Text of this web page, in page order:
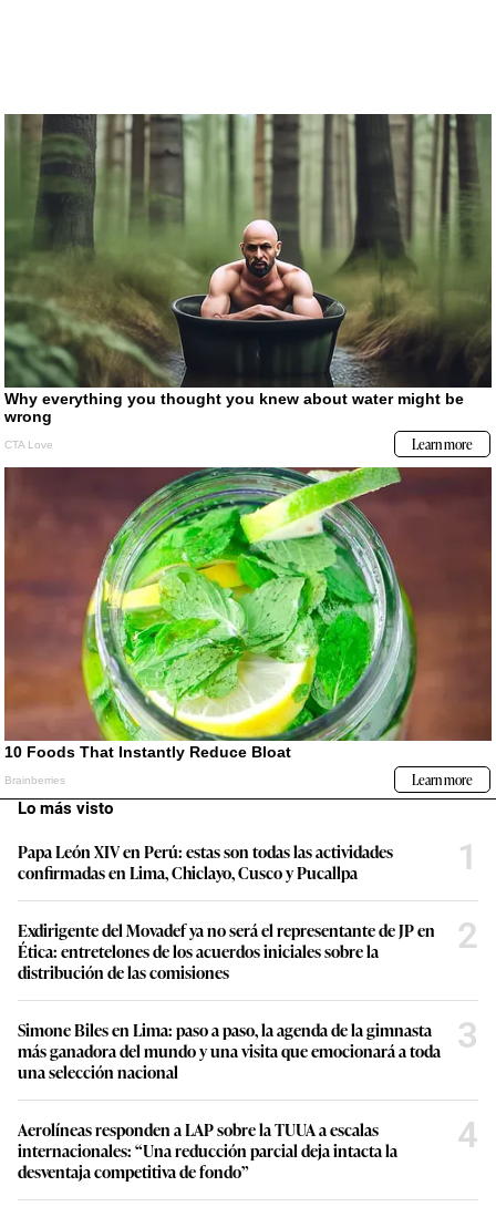
Lo más visto
Papa León XIV en Perú: estas son todas las actividades
confirmadas en Lima, Chiclayo, Cusco y Pucallpa
1
Exdirigente del Movadef ya no será el representante de JP en
Ética: entretelones de los acuerdos iniciales sobre la
distribución de las comisiones
2
Simone Biles en Lima: paso a paso, la agenda de la gimnasta
más ganadora del mundo y una visita que emocionará a toda
una selección nacional
3
Aerolíneas responden a LAP sobre la TUUA a escalas
internacionales: “Una reducción parcial deja intacta la
desventaja competitiva de fondo”
4